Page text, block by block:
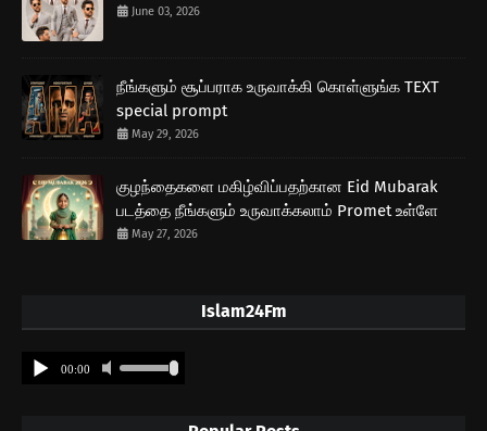
June 03, 2026
நீங்களும் சூப்பராக உருவாக்கி கொள்ளுங்க TEXT
special prompt
May 29, 2026
குழந்தைகளை மகிழ்விப்பதற்கான Eid Mubarak
படத்தை நீங்களும் உருவாக்கலாம் Promet உள்ளே
May 27, 2026
Islam24Fm